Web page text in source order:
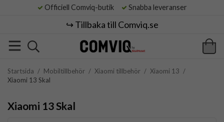
Officiell Comviq-butik Snabba leveranser
↪️ Tillbaka till Comviq.se
Startsida / Mobiltillbehör / Xiaomi tillbehör / Xiaomi 13 /
Xiaomi 13 Skal
Xiaomi 13 Skal